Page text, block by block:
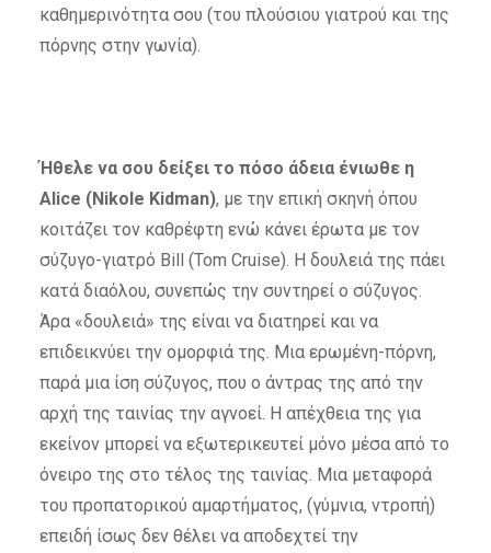
καθημερινότητα σου (του πλούσιου γιατρού και της
πόρνης στην γωνία).
Ήθελε να σου δείξει το πόσο άδεια ένιωθε η
Alice (Nikole Kidman), με την επική σκηνή όπου
κοιτάζει τον καθρέφτη ενώ κάνει έρωτα με τον
σύζυγο-γιατρό Bill (Tom Cruise). Η δουλειά της πάει
κατά διαόλου, συνεπώς την συντηρεί ο σύζυγος.
Άρα «δουλειά» της είναι να διατηρεί και να
επιδεικνύει την ομορφιά της. Μια ερωμένη-πόρνη,
παρά μια ίση σύζυγος, που ο άντρας της από την
αρχή της ταινίας την αγνοεί. Η απέχθεια της για
εκείνον μπορεί να εξωτερικευτεί μόνο μέσα από το
όνειρο της στο τέλος της ταινίας. Μια μεταφορά
του προπατορικού αμαρτήματος, (γύμνια, ντροπή)
επειδή ίσως δεν θέλει να αποδεχτεί την